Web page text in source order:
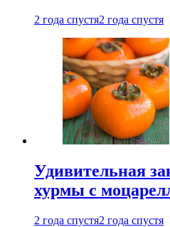
2 года спустя2 года спустя
Удивительная
хурмы с
2 года спустя2 года спустя